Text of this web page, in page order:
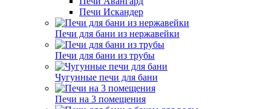
Печи Искандер
Печи для бани из нержавейки
Печи для бани из трубы
Чугунные печи для бани
Печи на 3 помещения